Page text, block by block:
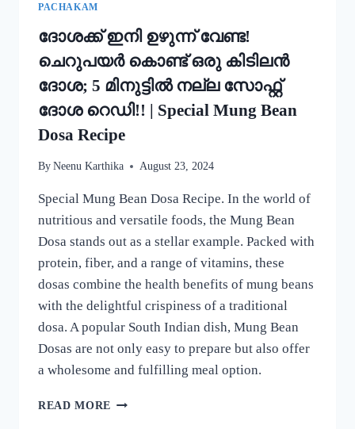
PACHAKAM
ദോശക്ക് ഇനി ഉഴുന്ന് വേണ്ട!
ചെറുപയർ കൊണ്ട് ഒരു കിടിലൻ
ദോശ; 5 മിനുട്ടിൽ നല്ല സോഫ്റ്റ്
ദോശ റെഡി!! | Special Mung Bean
Dosa Recipe
By Neenu Karthika August 23, 2024
Special Mung Bean Dosa Recipe. In the world of
nutritious and versatile foods, the Mung Bean
Dosa stands out as a stellar example. Packed with
protein, fiber, and a range of vitamins, these
dosas combine the health benefits of mung beans
with the delightful crispiness of a traditional
dosa. A popular South Indian dish, Mung Bean
Dosas are not only easy to prepare but also offer
a wholesome and fulfilling meal option.
READ MORE ദോശക്ക്